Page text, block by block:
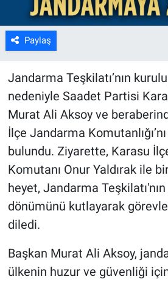
Paylaş
Jandarma Teşkilatı’nın
nedeniyle Saadet Partisi
Murat Ali Aksoy ve
İlçe Jandarma
bulundu. Ziyarette, Karasu
Komutanı Onur Yaldırak ile
heyet, Jandarma Teşkilatı'nın
dönümünü kutlayarak
diledi.
Başkan Murat Ali Aksoy,
ülkenin huzur ve güvenliği